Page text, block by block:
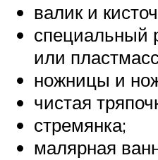
валик и
специальный
или
ножницы и
чистая
стремянка;
малярная